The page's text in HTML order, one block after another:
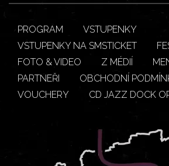
PROGRAM
VSTUPENKY
VSTUPENKY NA SMSTICKET
FOTO & VIDEO
Z MÉDIÍ
PARTNEŘI
OBCHODNÍ
VOUCHERY
CD JAZZ DOCK